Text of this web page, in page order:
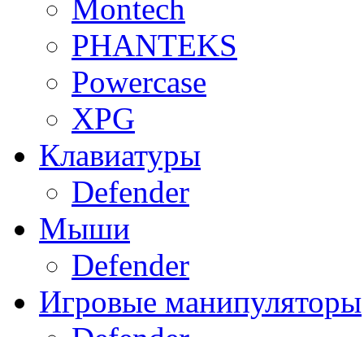
Montech
PHANTEKS
Powercase
XPG
Клавиатуры
Defender
Мыши
Defender
Игровые манипуляторы